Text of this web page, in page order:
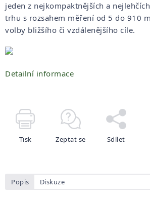
jeden z nejkompaktnějších a
trhu s rozsahem měření od 5 do 910
volby bližšího či vzdálenějšího cíle.
Detailní informace
Tisk Zeptat se Sdílet
Popis Diskuze